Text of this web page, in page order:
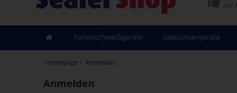
Folienschweißgeräte Vakuumiergeräte
Homepage / Anmelden
Anmelden